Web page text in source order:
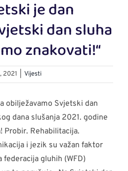
je dan
dan sluha
znakovati!“
2021 Vijesti
obilježavamo Svjetski dan
dana slušanja 2021. godine
Probir. Rehabilitacija.
i jezik su važan faktor
gluhih (WFD)